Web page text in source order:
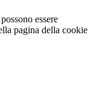
essere
pagina della cookie